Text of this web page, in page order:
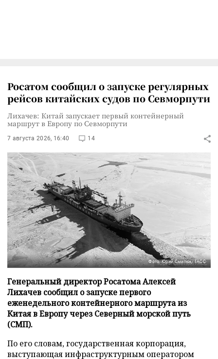
Росатом сообщил о запуске регулярных
рейсов китайских судов по Севморпути
Лихачев: Китай запускает первый контейнерный
маршрут в Европу по Севморпути
7 августа 2026, 16:40 14
Фото: Юрий Смитюк/ТАСС
Генеральный директор Росатома Алексей
Лихачев сообщил о запуске первого
еженедельного контейнерного маршрута из
Китая в Европу через Северный морской путь
(СМП).
По его словам, государственная корпорация,
выступающая инфраструктурным оператором